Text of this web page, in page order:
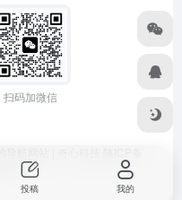
扫码加微信
投稿 我的